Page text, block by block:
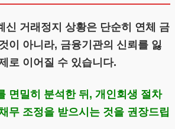
신 거래정지 상황은 단순히 연체 금
이 아니라, 금융기관의 신뢰를 잃
로 이어질 수 있습니다.
면밀히 분석한 뒤, 개인회생 절차
무 조정을 받으시는 것을 권장드립